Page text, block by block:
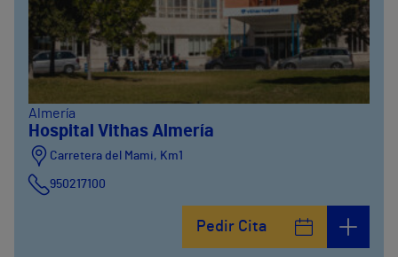
Almería
Hospital Vithas Almería
Carretera del Mami, Km1
950217100
Pedir Cita